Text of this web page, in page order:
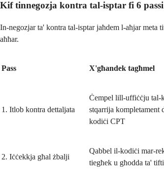
Kif tinnegozja kontra tal-isptar fi 6 passi
In-negozjar ta' kontra tal-isptar jaħdem l-aħjar
aħħar.
Pass X'għandek tagħmel
1. Itlob kontra dettaljata
Ċempel lill-uffiċċju tal-
stqarrija kompletament
kodiċi CPT
2. Iċċekkja għal żbalji
Qabbel il-kodiċi mar-
tiegħek u għodda ta'